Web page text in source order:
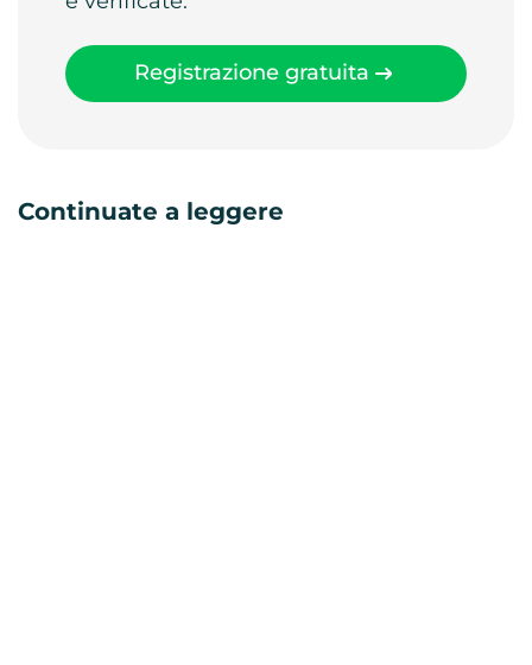
Registrazione gratuita
Continuate a leggere